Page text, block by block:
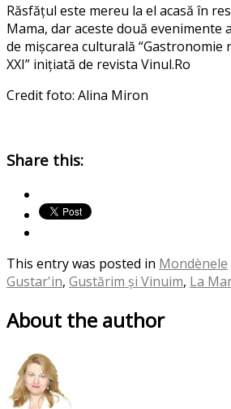
Răsfățul este mereu la el acasă în
Mama, dar aceste două evenimente
de mișcarea culturală “Gastronomie
XXI” inițiată de revista Vinul.Ro
Credit foto: Alina Miron
Share this:
This entry was posted in Mondènele
Gustar'in, Gustărim și Vinuim, La
About the author